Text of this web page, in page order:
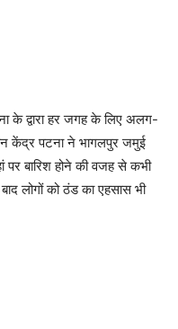
के द्वारा हर जगह के लिए अलग-
केंद्र पटना ने भागलपुर जमुई
पर बारिश होने की वजह से कभी
लोगों को ठंड का एहसास भी